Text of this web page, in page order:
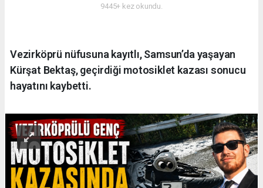
9445+ kez okundu.
Vezirköprü nüfusuna kayıtlı, Samsun’da yaşayan
Kürşat Bektaş, geçirdiği motosiklet kazası sonucu
hayatını kaybetti.